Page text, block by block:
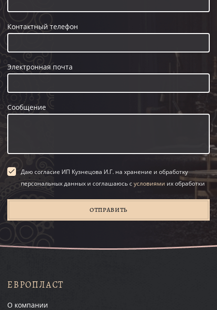
Контактный телефон
Электронная почта
Сообщение
Даю согласие ИП Кузнецова И.Г. на хранение и обработку
персональных данных и соглашаюсь сусловиями их обработки
ОТПРАВИТЬ
ЕВРОПЛАСТ
О компании